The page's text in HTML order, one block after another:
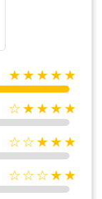
★★★★★
★★★★☆
★★★☆☆
★★☆☆☆